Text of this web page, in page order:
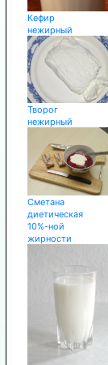
Кефир
нежирный
Творог
нежирный
Сметана
диетическая
10%-ной
жирности